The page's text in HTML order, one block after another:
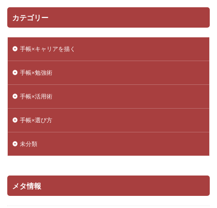
カテゴリー
手帳×キャリアを描く
手帳×勉強術
手帳×活用術
手帳×選び方
未分類
メタ情報